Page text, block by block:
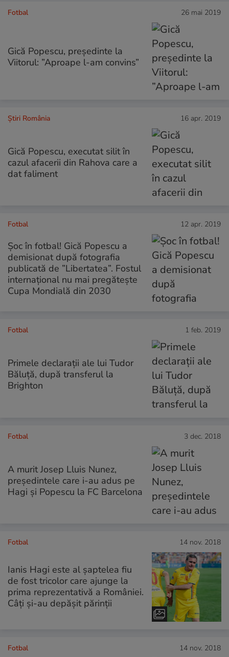
Fotbal 26 mai 2019
Gică Popescu, președinte la
Viitorul: ”Aproape l-am convins”
Știri România 16 apr. 2019
Gică Popescu, executat silit în
cazul afacerii din Rahova care a
dat faliment
Fotbal 12 apr. 2019
Șoc în fotbal! Gică Popescu a
demisionat după fotografia
publicată de ”Libertatea”. Fostul
internațional nu mai pregătește
Cupa Mondială din 2030
Fotbal 1 feb. 2019
Primele declarații ale lui Tudor
Băluță, după transferul la
Brighton
Fotbal 3 dec. 2018
A murit Josep Lluis Nunez,
preşedintele care i-au adus pe
Hagi și Popescu la FC Barcelona
Fotbal 14 nov. 2018
Ianis Hagi este al șaptelea fiu
de fost tricolor care ajunge la
prima reprezentativă a României.
Câți și-au depășit părinții
Fotbal 14 nov. 2018